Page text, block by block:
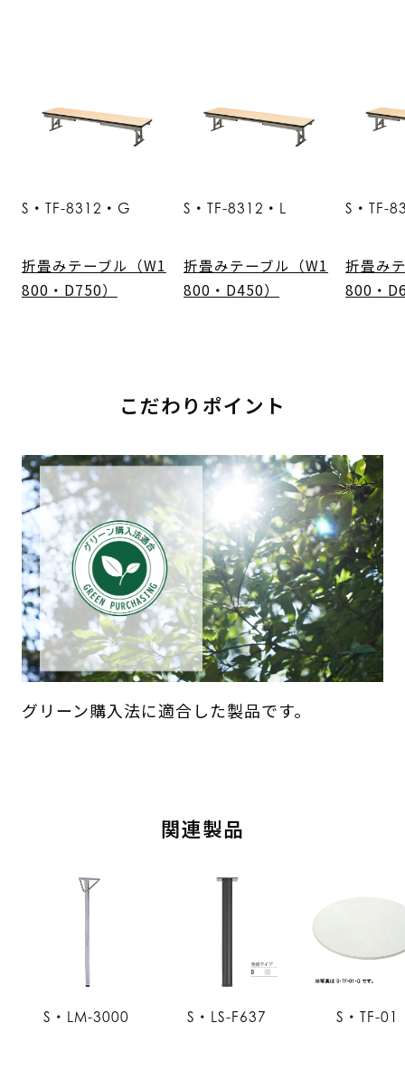
S・TF-8312・G
折畳みテーブル（W1
800・D750）
S・TF-8312・L
折畳みテーブル（W1
800・D450）
S・TF-
折畳み
800・
こだわりポイント
グリーン購入法に適合した製品です。
関連製品
S・LM-3000 S・LS-F637 S・TF-01